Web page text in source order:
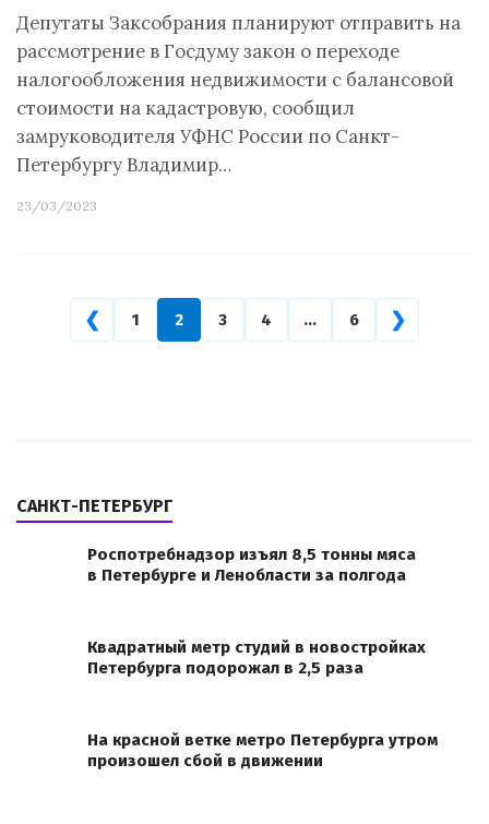
Депутаты Заксобрания планируют отправить на
рассмотрение в Госдуму закон о переходе
налогообложения недвижимости с балансовой
стоимости на кадастровую, сообщил
замруководителя УФНС России по Санкт-
Петербургу Владимир…
23/03/2023
❮ 1 2 3 4 … 6 ❯
САНКТ-ПЕТЕРБУРГ
Роспотребнадзор изъял 8,5 тонны мяса
в Петербурге и Ленобласти за полгода
Квадратный метр студий в новостройках
Петербурга подорожал в 2,5 раза
На красной ветке метро Петербурга утром
произошел сбой в движении